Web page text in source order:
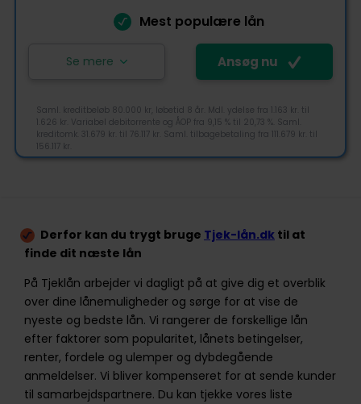
Kundeservice
DigiFinans er en sammenligningstjeneste, der
samarbejder med 11 af mest velkendte banker i
med 4,6/5 stjerner på Trustpilot.
kundeservice@digifinans.dk
Bredgade 23B, 2. sal, 1260 København K
Mest populære lån
Ansøg nu
Se mere
Saml. kreditbeløb 80.000 kr, løbetid 8 år. Mdl. ydelse fra 1.163 kr. til
1.626 kr. Variabel debitorrente og ÅOP fra 9,15 % til 20,73 %. Saml.
kreditomk. 31.679 kr. til 76.117 kr. Saml. tilbagebetaling fra 111.679 kr. til
156.117 kr.
Tilgængelighed
Pris
Kundeservice
Derfor kan du trygt bruge Tjek-lån.dk til at
finde dit næste lån
På Tjeklån arbejder vi dagligt på at give dig et overblik
over dine lånemuligheder og sørge for at vise de
nyeste og bedste lån. Vi rangerer de forskellige lån
efter faktorer som popularitet, lånets betingelser,
renter, fordele og ulemper og dybdegående
anmeldelser. Vi bliver kompenseret for at sende kunder
til samarbejdspartnere. Du kan tjekke vores liste